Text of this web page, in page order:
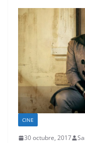
CINE
30 octubre, 2017